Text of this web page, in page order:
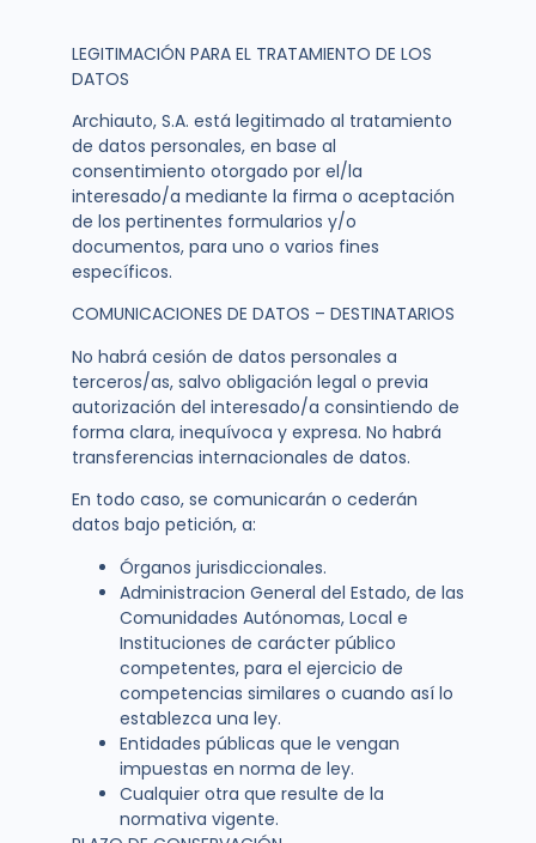
LEGITIMACIÓN PARA EL TRATAMIENTO DE LOS
DATOS
Archiauto, S.A. está legitimado al tratamiento
de datos personales, en base al
consentimiento otorgado por el/la
interesado/a mediante la firma o aceptación
de los pertinentes formularios y/o
documentos, para uno o varios fines
específicos.
COMUNICACIONES DE DATOS – DESTINATARIOS
No habrá cesión de datos personales a
terceros/as, salvo obligación legal o previa
autorización del interesado/a consintiendo de
forma clara, inequívoca y expresa. No habrá
transferencias internacionales de datos.
En todo caso, se comunicarán o cederán
datos bajo petición, a:
Órganos jurisdiccionales.
Administracion General del Estado, de las
Comunidades Autónomas, Local e
Instituciones de carácter público
competentes, para el ejercicio de
competencias similares o cuando así lo
establezca una ley.
Entidades públicas que le vengan
impuestas en norma de ley.
Cualquier otra que resulte de la
normativa vigente.